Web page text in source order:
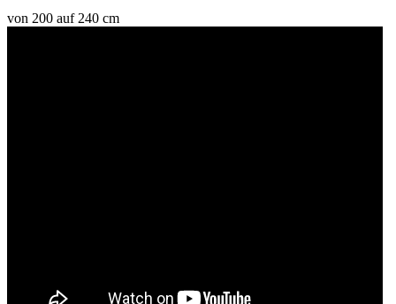
von 200 auf 240 cm